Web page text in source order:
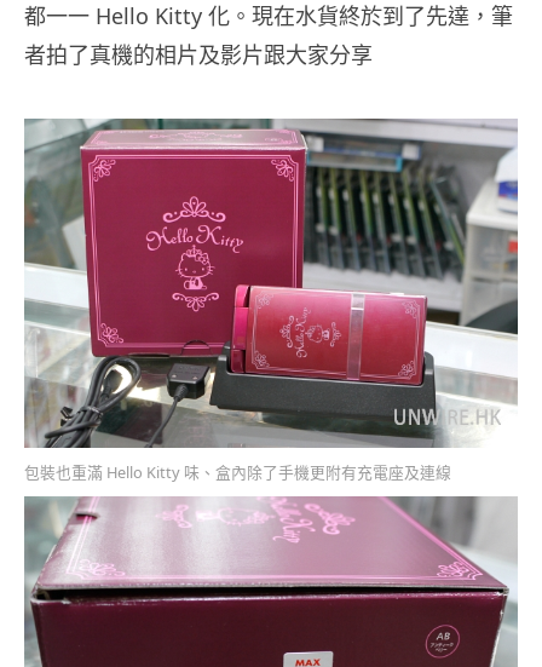
都一一 Hello Kitty 化。現在水貨終於到了先達，筆
者拍了真機的相片及影片跟大家分享
包裝也重滿 Hello Kitty 味、盒內除了手機更附有充電座及連線